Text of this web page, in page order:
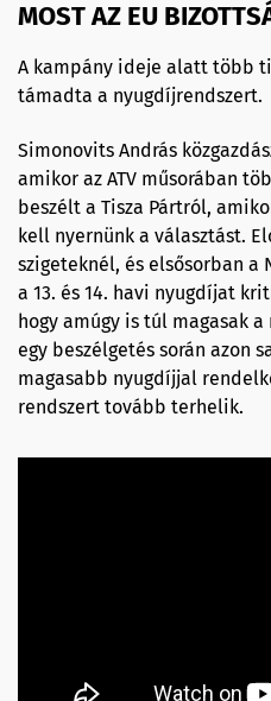
MOST AZ EU
A kampány ideje alatt több
támadta a nyugdíjrendszert.
Simonovits András
amikor az ATV műsorában
beszélt a Tisza Pártról,
kell nyernünk a választást.
szigeteknél, és elsősorban
a 13. és 14. havi nyugdíjat
hogy amúgy is túl magasak
egy beszélgetés során azon
magasabb nyugdíjjal
rendszert tovább terhelik.